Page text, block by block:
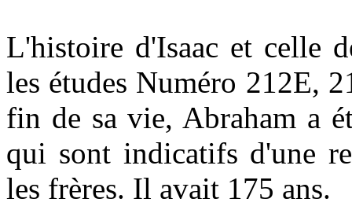
L'histoire d'Isaac et celle
les études Numéro 212E,
fin de sa vie, Abraham a
qui sont indicatifs d'une
les frères. Il avait 175 ans.